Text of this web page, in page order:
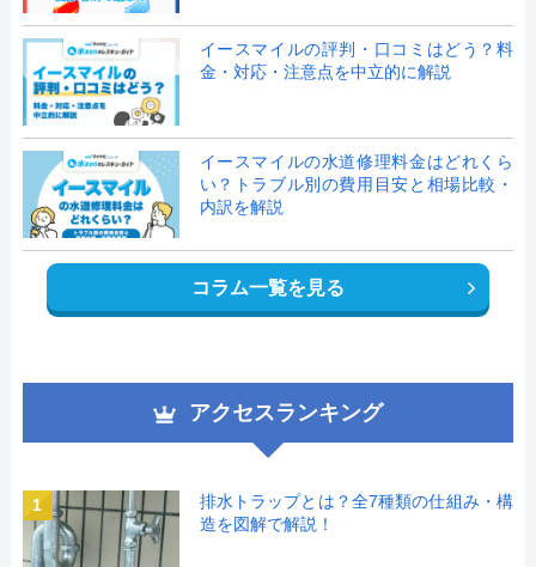
イースマイルの評判・口コミはどう？料
金・対応・注意点を中立的に解説
イースマイルの水道修理料金はどれくら
い？トラブル別の費用目安と相場比較・
内訳を解説
コラム一覧を見る
アクセスランキング
1
排水トラップとは？全7種類の仕組み・構
造を図解で解説！